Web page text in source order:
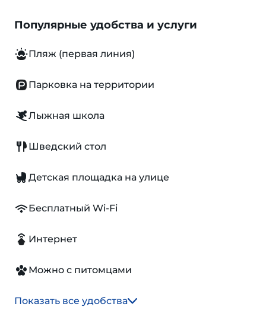
Популярные удобства и услуги
Пляж (первая линия)
Парковка на территории
Лыжная школа
Шведский стол
Детская площадка на улице
Бесплатный Wi-Fi
Интернет
Можно с питомцами
Показать все удобства